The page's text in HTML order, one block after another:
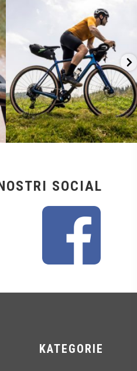
2
SOCIAL
KATEGORIE